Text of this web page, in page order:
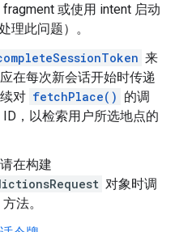
或使用 intent 启动
理此问题）。
来
在每次新会话开始时传递
对 fetchPlace() 的调
，以检索用户所选地点的
在构建
对象时调
方法。